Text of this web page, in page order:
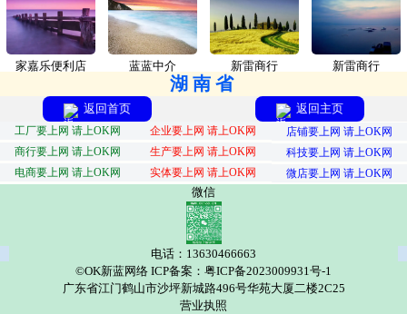
家嘉乐便利店 蓝蓝中介 新雷商行 新雷商行
湖南省
返回首页 返回主页
工厂要上网 请上OK网 企业要上网 请上OK网
店铺要上网 请上OK网
商行要上网 请上OK网
生产要上网 请上OK网
科技要上网 请上OK网
电商要上网 请上OK网
实体要上网 请上OK网 微店要上网 请上OK网
微信
电话：13630466663
©OK新蓝网络 ICP备案：粤ICP备2023009931号-1
广东省江门鹤山市沙坪新城路496号华苑大厦二楼2C25
营业执照